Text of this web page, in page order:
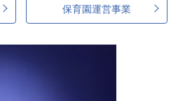
保育園運営事業